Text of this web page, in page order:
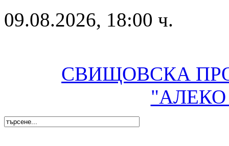
09.08.2026, 18:00 ч.
СВИЩОВСКА